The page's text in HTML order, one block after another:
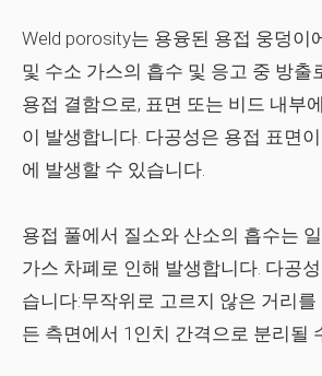
Weld porosity는 용융된 용접 웅덩이
및 수소 가스의 흡수 및 응고 중 방출
용접 결함으로, 표면 또는 비드 내부
이 발생합니다. 다공성은 용접 표면
에 발생할 수 있습니다.
용접 풀에서 질소와 산소의 흡수는
가스 차폐로 인해 발생합니다. 다공
습니다:무작위로 고르지 않은 거리를
든 측면에서 1인치 간격으로 분리될